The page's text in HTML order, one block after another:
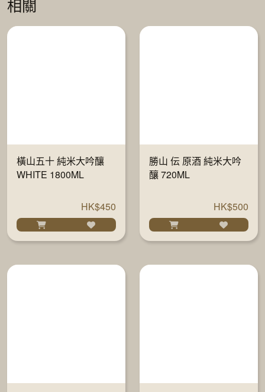
相關
橫山五十 純米大吟釀
WHITE 1800ML
HK$450
勝山 伝 原酒 純米大吟
釀 720ML
HK$500